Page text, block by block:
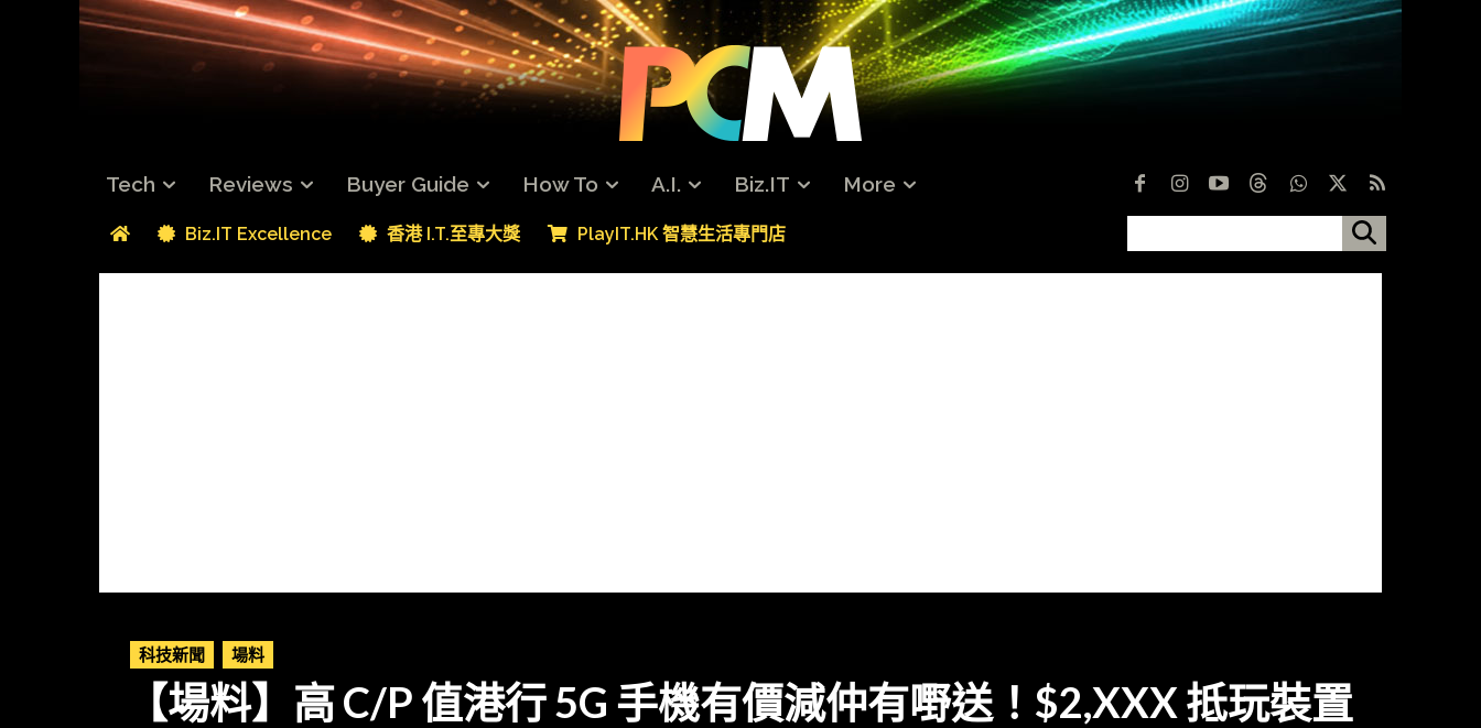
Tech Reviews Buyer Guide How To A.I. Biz.IT More
Biz.IT Excellence 香港 I.T.至專大獎 PlayIT.HK 智慧生活專門店
科技新聞 場料
【場料】高 C/P 值港行 5G 手機有價減仲有嘢送！$2,XXX 抵玩裝置